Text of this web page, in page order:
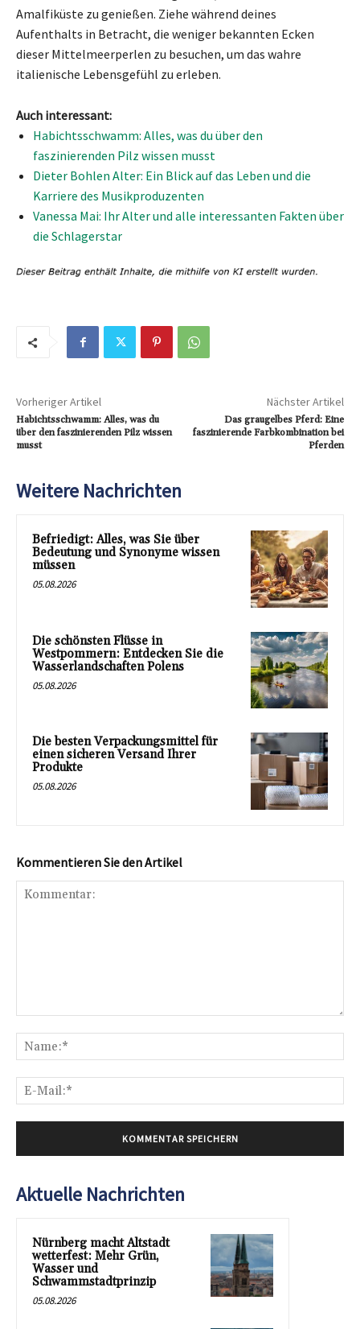
Amalfiküste zu genießen. Ziehe während deines
Aufenthalts in Betracht, die weniger bekannten Ecken
dieser Mittelmeerperlen zu besuchen, um das wahre
italienische Lebensgefühl zu erleben.
Auch interessant:
Habichtsschwamm: Alles, was du über den
faszinierenden Pilz wissen musst
Dieter Bohlen Alter: Ein Blick auf das Leben und die
Karriere des Musikproduzenten
Vanessa Mai: Ihr Alter und alle interessanten Fakten über
die Schlagerstar
Vorheriger Artikel
Habichtsschwamm: Alles, was du
über den faszinierenden Pilz wissen
musst
Nächster Artikel
Das graugelbes Pferd: Eine
faszinierende Farbkombination bei
Pferden
Weitere Nachrichten
Befriedigt: Alles, was Sie über
Bedeutung und Synonyme wissen
müssen
05.08.2026
Die schönsten Flüsse in
Westpommern: Entdecken Sie die
Wasserlandschaften Polens
05.08.2026
Die besten Verpackungsmittel für
einen sicheren Versand Ihrer
Produkte
05.08.2026
Kommentieren Sie den Artikel
Aktuelle Nachrichten
Nürnberg macht Altstadt
wetterfest: Mehr Grün,
Wasser und
Schwammstadtprinzip
05.08.2026